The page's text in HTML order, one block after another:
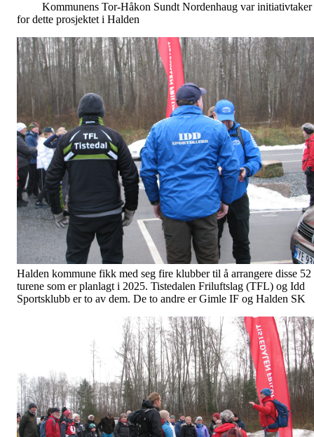
Kommunens Tor-Håkon Sundt Nordenhaug var initiativtaker
for dette prosjektet i Halden
Halden kommune fikk med seg fire klubber til å arrangere disse 52
turene som er planlagt i 2025. Tistedalen Friluftslag (TFL) og Idd
Sportsklubb er to av dem. De to andre er Gimle IF og Halden SK